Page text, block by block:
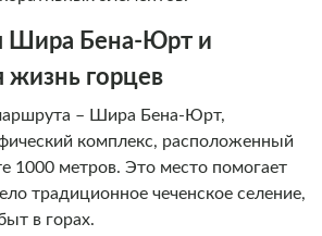
Шира Бена-Юрт и
жизнь горцев
– Шира Бена-Юрт,
комплекс, расположенный
1000 метров. Это место помогает
традиционное чеченское селение,
в горах.